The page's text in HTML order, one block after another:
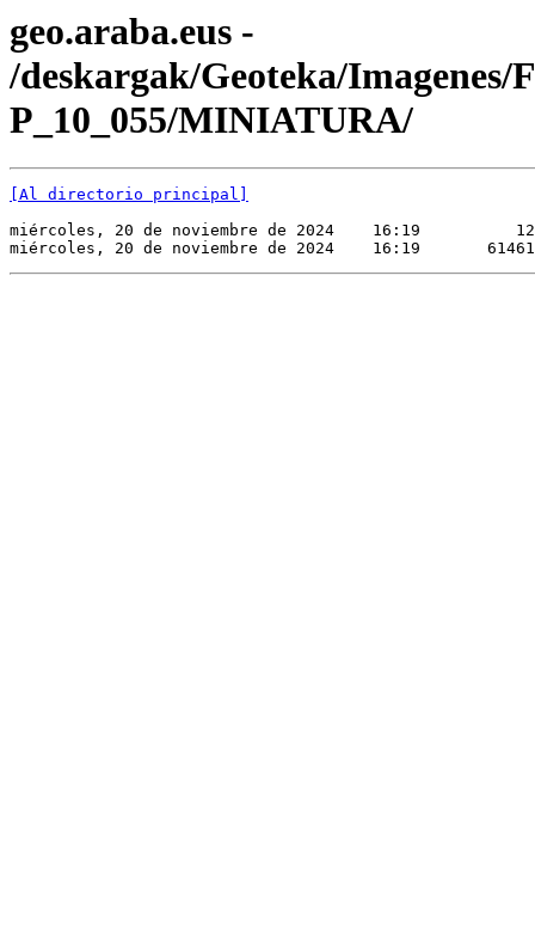
geo.araba.eus -
/deskargak/Geoteka/Imagenes/
P_10_055/MINIATURA/
[Al directorio principal]
miércoles, 20 de noviembre de 2024    16:19
miércoles, 20 de noviembre de 2024    16:19